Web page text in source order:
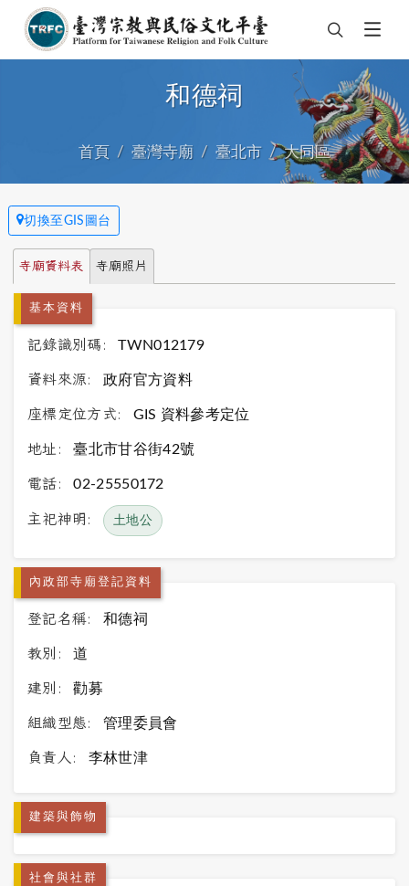
和德祠
首頁 臺灣寺廟 臺北市 大同區
切換至GIS圖台
寺廟資料表 寺廟照片
基本資料
記錄識別碼: TWN012179
資料來源: 政府官方資料
座標定位方式: GIS 資料參考定位
地址: 臺北市甘谷街42號
電話: 02-25550172
主祀神明: 土地公
內政部寺廟登記資料
登記名稱: 和德祠
教別: 道
建別: 勸募
組織型態: 管理委員會
負責人: 李林世津
建築與飾物
社會與社群